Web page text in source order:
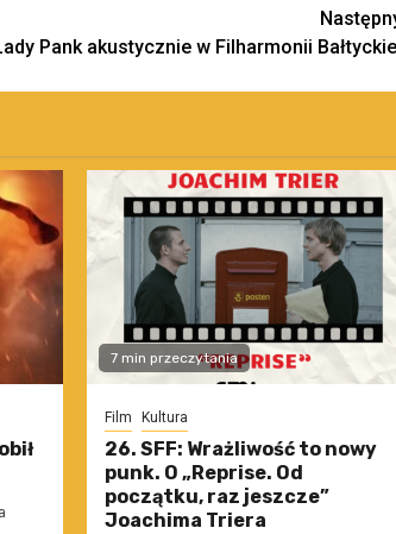
Pank akustycznie w Filharmonii
7 min przeczytania
Film Kultura
26. SFF: Wrażliwość to nowy
punk. O „Reprise. Od
początku, raz jeszcze”
Joachima Triera